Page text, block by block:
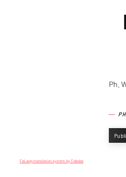
Ph.
FaLang translation system by Faboba